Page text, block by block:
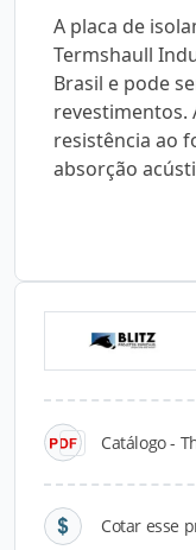
A placa de
Termshaull
Brasil e pode
revestimentos.
resistência ao
absorção
Catálogo -
Cotar esse